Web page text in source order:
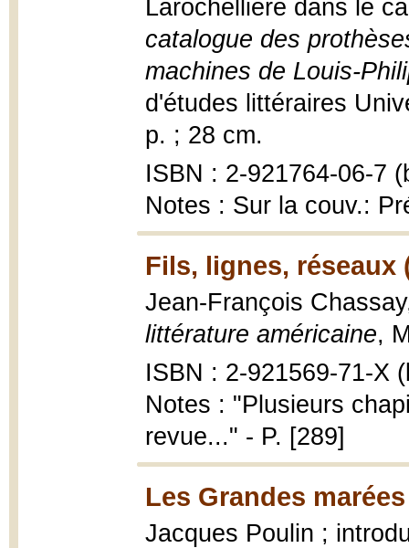
Larochellière dans le
catalogue des
machines de Louis-
d'études littéraires
p. ; 28 cm.
ISBN : 2-921764-06-7
Notes : Sur la couv.:
Fils, lignes, réseaux
Jean-François
littérature américaine,
ISBN : 2-921569-71-X
Notes : "Plusieurs
revue..." - P. [289]
Les Grandes
Jacques Poulin ;